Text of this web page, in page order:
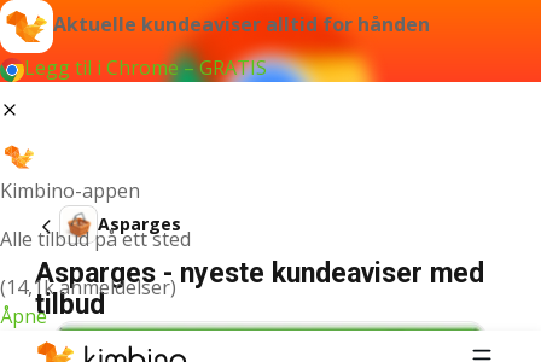
Aktuelle kundeaviser alltid for hånden
Legg til i Chrome – GRATIS
Kimbino-appen
Alle tilbud på ett sted
(14,1k anmeldelser)
Åpne
Asparges
Asparges - nyeste kundeaviser med
tilbud